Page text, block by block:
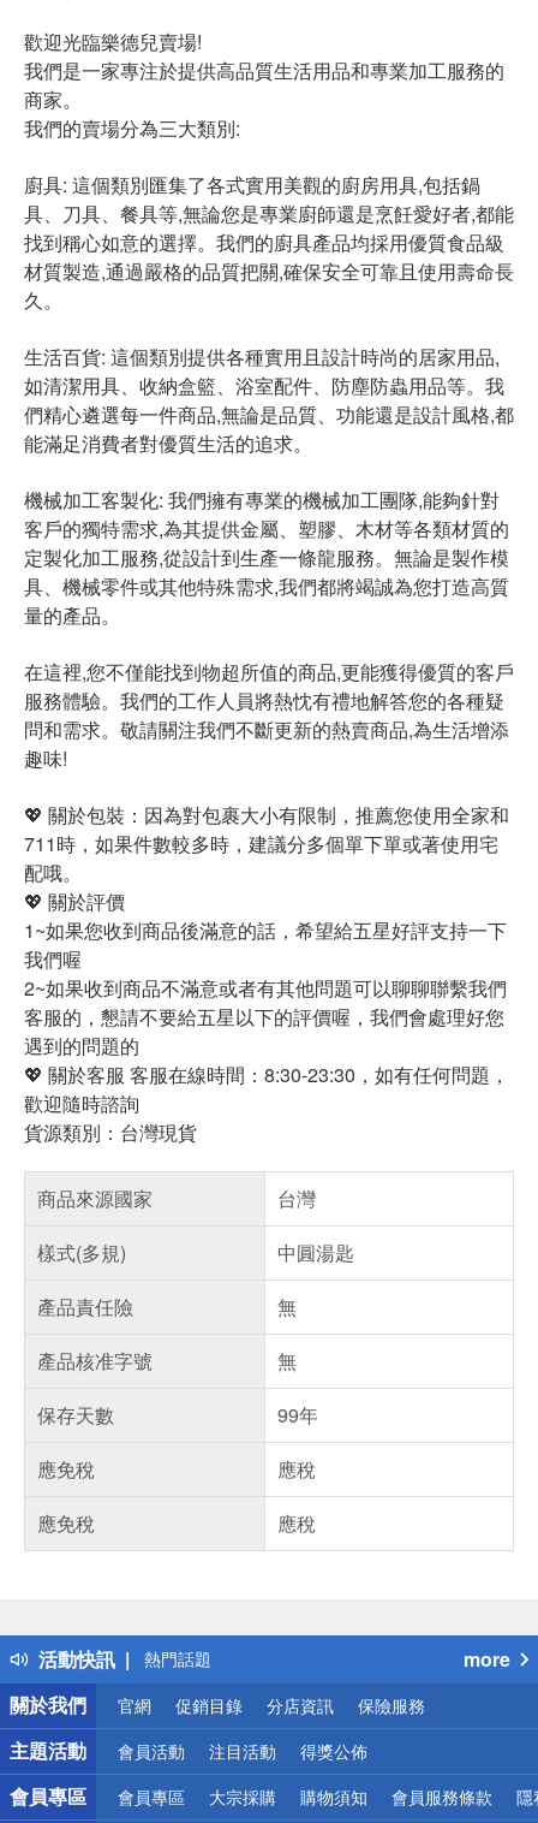
歡迎光臨樂德兒賣場!
我們是一家專注於提供高品質生活用品和專業加工服務的
商家。
我們的賣場分為三大類別:
廚具: 這個類別匯集了各式實用美觀的廚房用具,包括鍋
具、刀具、餐具等,無論您是專業廚師還是烹飪愛好者,都能
找到稱心如意的選擇。我們的廚具產品均採用優質食品級
材質製造,通過嚴格的品質把關,確保安全可靠且使用壽命長
久。
生活百貨: 這個類別提供各種實用且設計時尚的居家用品,
如清潔用具、收納盒籃、浴室配件、防塵防蟲用品等。我
們精心遴選每一件商品,無論是品質、功能還是設計風格,都
能滿足消費者對優質生活的追求。
機械加工客製化: 我們擁有專業的機械加工團隊,能夠針對
客戶的獨特需求,為其提供金屬、塑膠、木材等各類材質的
定製化加工服務,從設計到生產一條龍服務。無論是製作模
具、機械零件或其他特殊需求,我們都將竭誠為您打造高質
量的產品。
在這裡,您不僅能找到物超所值的商品,更能獲得優質的客戶
服務體驗。我們的工作人員將熱忱有禮地解答您的各種疑
問和需求。敬請關注我們不斷更新的熱賣商品,為生活增添
趣味!
💖 關於包裝：因為對包裹大小有限制，推薦您使用全家和
711時，如果件數較多時，建議分多個單下單或著使用宅
配哦。
💖 關於評價
1~如果您收到商品後滿意的話，希望給五星好評支持一下
我們喔
2~如果收到商品不滿意或者有其他問題可以聊聊聯繫我們
客服的，懇請不要給五星以下的評價喔，我們會處理好您
遇到的問題的
💖 關於客服 客服在線時間：8:30-23:30，如有任何問題，
歡迎隨時諮詢
貨源類別：台灣現貨
商品來源國家
台灣
樣式(多規)
中圓湯匙
產品責任險
無
產品核准字號
無
保存天數
99年
應免稅
應稅
應免稅
應稅
活動快訊
得獎公告
熱門話題
銀行優惠
偏遠地區配送
詐騙網頁！請小心！
more
關於我們
官網 促銷目錄 分店資訊 保險服務
主題活動 會員活動 注目活動 得獎公佈
會員專區 會員專區 大宗採購 購物須知 會員服務條款 隱